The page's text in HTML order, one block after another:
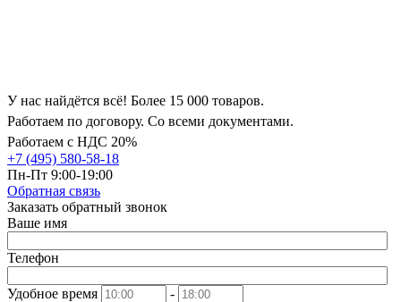
У нас найдётся всё! Более 15 000 товаров.
Работаем по договору. Со всеми документами.
Работаем с НДС 20%
+7 (495) 580-58-18
Пн-Пт 9:00-19:00
Обратная связь
Заказать обратный звонок
Ваше имя
Телефон
Удобное время
-